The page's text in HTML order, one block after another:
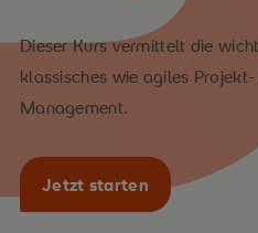
Dieser Kurs vermittelt die
klassisches wie agiles
Management.
Jetzt starten